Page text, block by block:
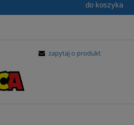
do koszyka
zapytaj o produkt